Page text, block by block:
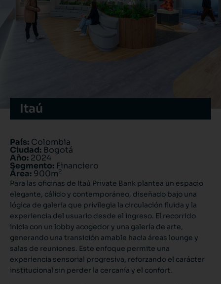
Itaú
País: Colombia
Ciudad: Bogotá
Año: 2024
Segmento: Financiero
Área: 900m2
Para las oficinas de Itaú Private Bank plantea un espacio
elegante, cálido y contemporáneo, diseñado bajo una
lógica de galería que privilegia la circulación fluida y la
experiencia del usuario desde el ingreso. El recorrido
inicia con un lobby acogedor y una galería de arte,
generando una transición amable hacia áreas lounge y
salas de reuniones. Este enfoque permite una
experiencia sensorial progresiva, reforzando el carácter
institucional sin perder la cercanía y el confort.